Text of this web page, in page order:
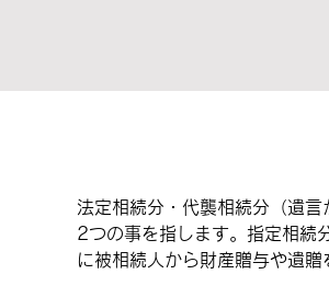
法定相続分・代襲相続分（遺
2つの事を指します。指定相続
に被相続人から財産贈与や遺